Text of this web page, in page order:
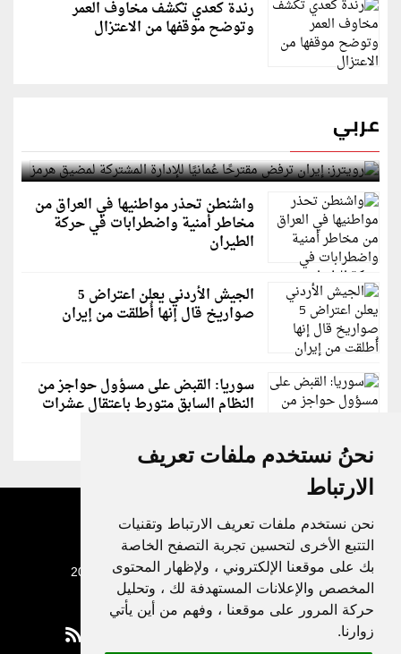
نحنُ نستخدم ملفات تعريف
الارتباط
نحن نستخدم ملفات تعريف الارتباط وتقنيات
التتبع الأخرى لتحسين تجربة التصفح الخاصة
بك على موقعنا الإلكتروني ، ولإظهار المحتوى
المخصص والإعلانات المستهدفة لك ، وتحليل
حركة المرور على موقعنا ، وفهم من أين يأتي
زوارنا.
رندة كعدي تكشف مخاوف العمر
وتوضح موقفها من الاعتزال
عربي
رويترز: إيران ترفض مقترحًا عُمانيًا للإدارة المشتركة
لمضيق هرمز
واشنطن تحذر مواطنيها في العراق من
مخاطر أمنية واضطرابات في حركة
الطيران
الجيش الأردني يعلن اعتراض 5
صواريخ قال إنها أُطلقت من إيران
سوريا: القبض على مسؤول حواجز من
النظام السابق متورط باعتقال عشرات
جميع الحقوق محفوظة لدنيا الوطن © 2003 - 2022